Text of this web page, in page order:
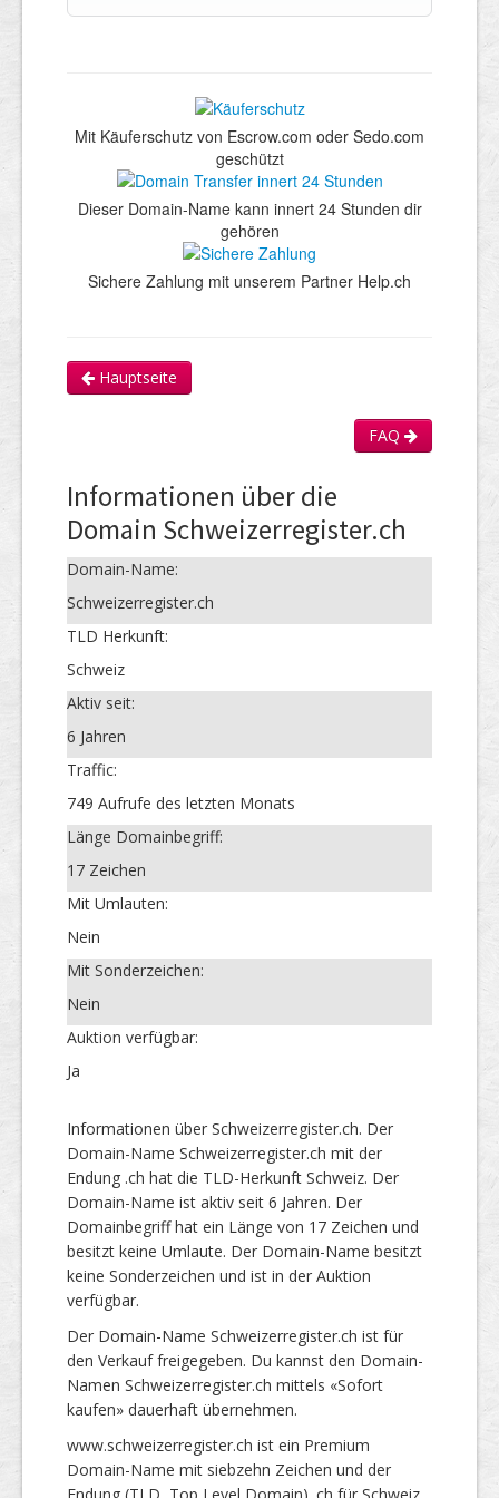
Mit Käuferschutz von Escrow.com oder Sedo.com
geschützt
Dieser Domain-Name kann innert 24 Stunden dir
gehören
Sichere Zahlung mit unserem Partner Help.ch
Hauptseite
FAQ
Informationen über die
Domain Schweizerregister.ch
Domain-Name:
Schweizerregister.ch
TLD Herkunft:
Schweiz
Aktiv seit:
6 Jahren
Traffic:
749 Aufrufe des letzten Monats
Länge Domainbegriff:
17 Zeichen
Mit Umlauten:
Nein
Mit Sonderzeichen:
Nein
Auktion verfügbar:
Ja
Informationen über Schweizerregister.ch. Der
Domain-Name Schweizerregister.ch mit der
Endung .ch hat die TLD-Herkunft Schweiz. Der
Domain-Name ist aktiv seit 6 Jahren. Der
Domainbegriff hat ein Länge von 17 Zeichen und
besitzt keine Umlaute. Der Domain-Name besitzt
keine Sonderzeichen und ist in der Auktion
verfügbar.
Der Domain-Name Schweizerregister.ch ist für
den Verkauf freigegeben. Du kannst den Domain-
Namen Schweizerregister.ch mittels «Sofort
kaufen» dauerhaft übernehmen.
www.schweizerregister.ch ist ein Premium
Domain-Name mit siebzehn Zeichen und der
Endung (TLD, Top Level Domain) .ch für Schweiz.